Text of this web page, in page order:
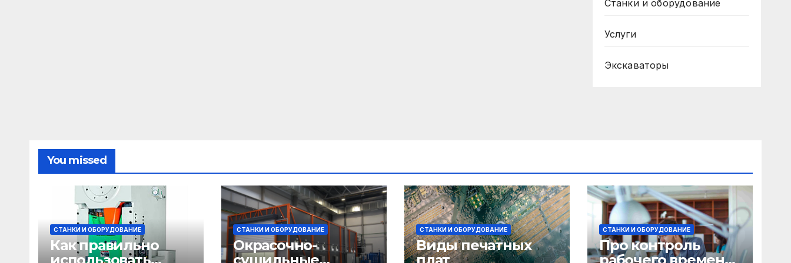
Станки и оборудование
Услуги
Экскаваторы
You missed
СТАНКИ И ОБОРУДОВАНИЕ
Как правильно
СТАНКИ И ОБОРУДОВАНИЕ
Окрасочно-
СТАНКИ И ОБОРУДОВАНИЕ
Виды печатных
СТАНКИ И ОБОРУДОВАНИЕ
Про контроль